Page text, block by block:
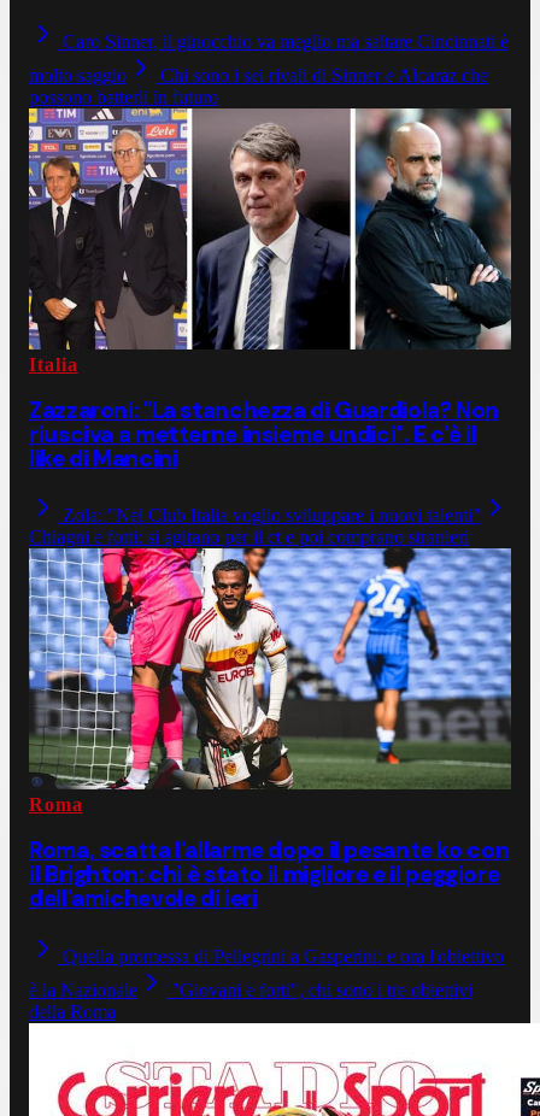
Caro Sinner, il ginocchio va meglio ma saltare Cincinnati è
molto saggio
Chi sono i sei rivali di Sinner e Alcaraz che
possono batterli in futuro
Italia
Zazzaroni: "La stanchezza di Guardiola? Non
riusciva a metterne insieme undici". E c'è il
like di Mancini
Zola: "Nel Club Italia voglio sviluppare i nuovi talenti"
Chiagni e fotti: si agitano per il ct e poi comprano stranieri
Roma
Roma, scatta l'allarme dopo il pesante ko con
il Brighton: chi è stato il migliore e il peggiore
dell'amichevole di ieri
Quella promessa di Pellegrini a Gasperini: e ora l'obiettivo
è la Nazionale
"Giovani e forti", chi sono i tre obiettivi
della Roma